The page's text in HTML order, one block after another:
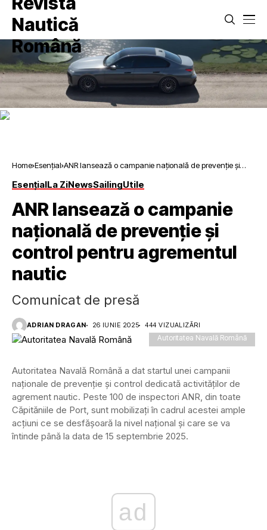
Home Esențial ANR lansează o campanie națională de prevenție și
EsențialLa ZiNewsSailingUtile
ANR lansează o campanie
națională de prevenție și
control pentru agrementul
nautic
Comunicat de presă
ADRIAN DRAGAN 26 IUNIE 2025 444 VIZUALIZĂRI
Autoritatea Navală Română
Autoritatea Navală Română a dat startul unei campanii
naționale de prevenție și control dedicată activităților de
agrement nautic. Peste 100 de inspectori ANR, din toate
Căpităniile de Port, sunt mobilizați în cadrul acestei ample
acțiuni ce se desfășoară la nivel național și care se va
întinde până la data de 15 septembrie 2025.
ad